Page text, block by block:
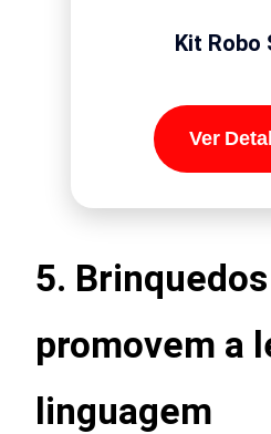
Kit Robo
Ver
5.
promovem a
linguagem